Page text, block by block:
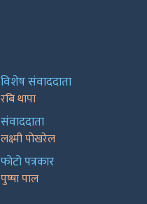
विशेष संवाददाता
रबि थापा
संवाददाता
लक्ष्मी पोखरेल
फाेटाे पत्रकार
पुष्षा पाल